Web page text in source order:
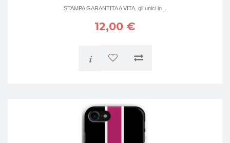
STAMPA GARANTITA A VITA, gli unici in...
12,00 €
i